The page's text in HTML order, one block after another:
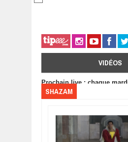
VIDÉOS
Prochain live : chaque
SHAZAM